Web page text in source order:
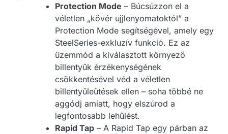
Protection Mode – Búcsúzzon el a
véletlen „kövér ujjlenyomatoktól” a
Protection Mode segítségével, amely egy
SteelSeries-exkluzív funkció. Ez az
üzemmód a kiválasztott környező
billentyűk érzékenységének
csökkentésével véd a véletlen
billentyűleütések ellen – soha többé ne
aggódj amiatt, hogy elszúrod a
legfontosabb lehűlést.
Rapid Tap – A Rapid Tap egy párban az